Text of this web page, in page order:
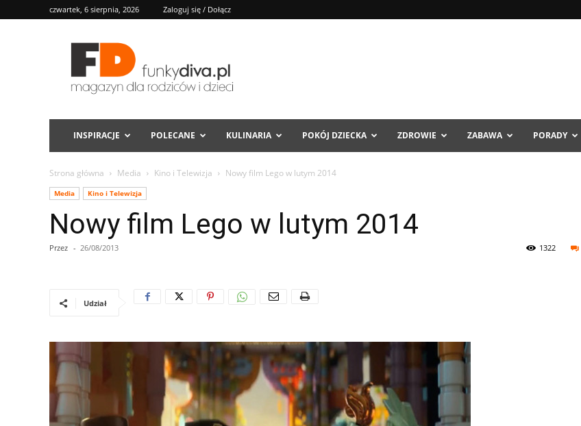
czwartek, 6 sierpnia, 2026 Zaloguj się / Dołącz
FD
INSPIRACJE POLECANE KULINARIA POKÓJ DZIECKA ZDROWIE ZABAWA PORADY
Strona główna Media Kino i Telewizja Nowy film Lego w lutym 2014
Media Kino i Telewizja
Nowy film Lego w lutym 2014
Przez - 26/08/2013 1322
Udział